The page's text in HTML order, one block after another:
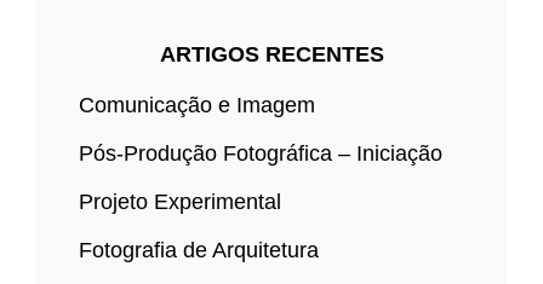
ARTIGOS RECENTES
Comunicação e Imagem
Pós-Produção Fotográfica – Iniciação
Projeto Experimental
Fotografia de Arquitetura